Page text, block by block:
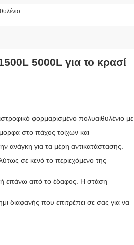
5000L για το κρασί
φορμαρισμένο πολυαιθυλένιο με
στο πάχος τοίχων και
ανάγκη για τα μέρη αντικατάστασης.
σε κενό το περιεχόμενο της
επάνω από το έδαφος. Η στάση
διαφανής που επιτρέπει σε σας για να